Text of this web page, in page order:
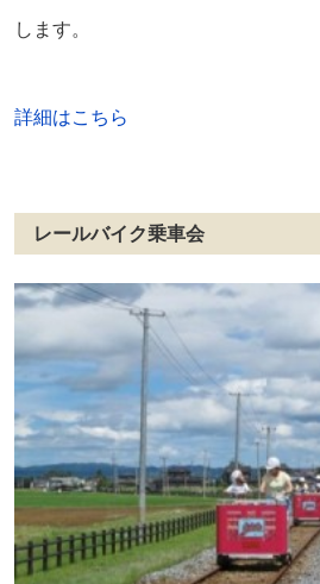
します。
詳細はこちら
レールバイク乗車会